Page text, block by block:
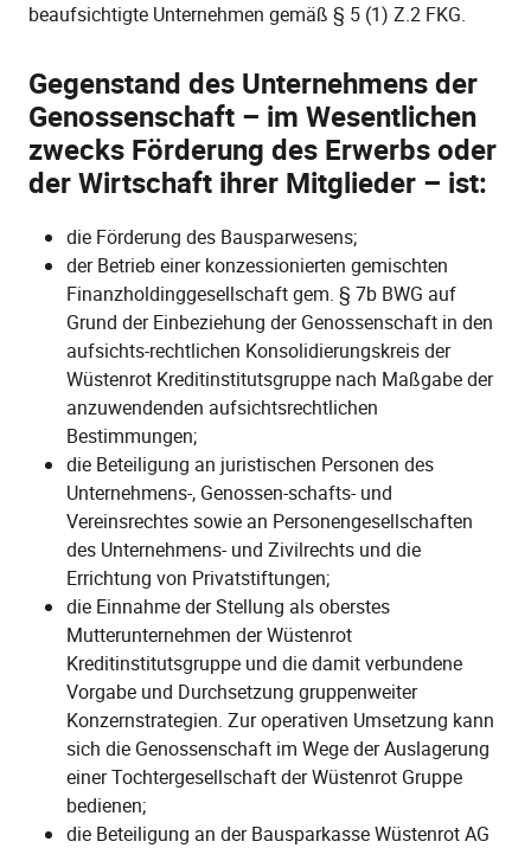
beaufsichtigte Unternehmen gemäß § 5 (1) Z.2 FKG.
Gegenstand des Unternehmens der
Genossenschaft – im Wesentlichen
zwecks Förderung des Erwerbs oder
der Wirtschaft ihrer Mitglieder – ist:
die Förderung des Bausparwesens;
der Betrieb einer konzessionierten gemischten
Finanzholdinggesellschaft gem. § 7b BWG auf
Grund der Einbeziehung der Genossenschaft in den
aufsichts-rechtlichen Konsolidierungskreis der
Wüstenrot Kreditinstitutsgruppe nach Maßgabe der
anzuwendenden aufsichtsrechtlichen
Bestimmungen;
die Beteiligung an juristischen Personen des
Unternehmens-, Genossen-schafts- und
Vereinsrechtes sowie an Personengesellschaften
des Unternehmens- und Zivilrechts und die
Errichtung von Privatstiftungen;
die Einnahme der Stellung als oberstes
Mutterunternehmen der Wüstenrot
Kreditinstitutsgruppe und die damit verbundene
Vorgabe und Durchsetzung gruppenweiter
Konzernstrategien. Zur operativen Umsetzung kann
sich die Genossenschaft im Wege der Auslagerung
einer Tochtergesellschaft der Wüstenrot Gruppe
bedienen;
die Beteiligung an der Bausparkasse Wüstenrot AG